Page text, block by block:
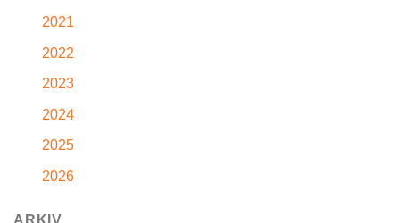
2021
2022
2023
2024
2025
2026
ARKIV